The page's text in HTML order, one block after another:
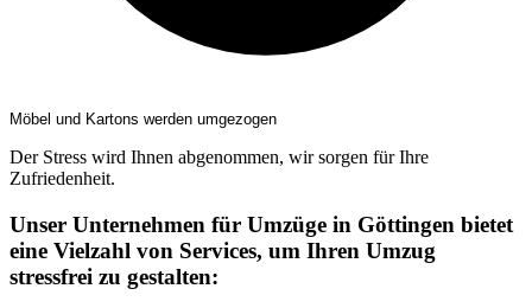
Möbel und Kartons werden umgezogen
Der Stress wird Ihnen abgenommen, wir sorgen für Ihre
Zufriedenheit.
Unser Unternehmen für Umzüge in Göttingen bietet
eine Vielzahl von Services, um Ihren Umzug
stressfrei zu gestalten: